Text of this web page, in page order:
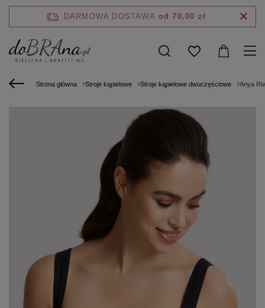
DARMOWA DOSTAWA od 70,00 zł
Strona główna Stroje kąpielowe Stroje kąpielowe dwuczęściowe Anya